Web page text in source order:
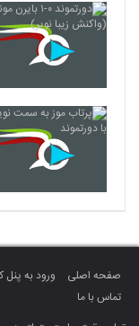
صفحه اصلی ورود به پنل
تماس با ما